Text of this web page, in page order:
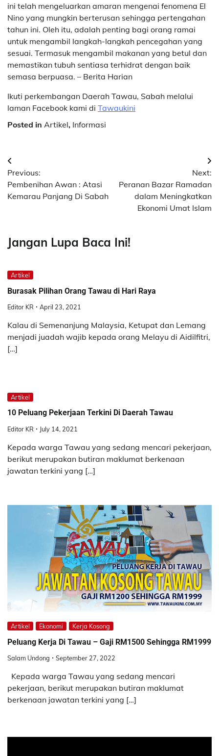
ini telah mengeluarkan amaran mengenai fenomena El
Nino yang mungkin berterusan sehingga pertengahan
tahun ini. Oleh itu, adalah penting bagi orang ramai
untuk mengambil langkah-langkah pencegahan yang
sesuai. Termasuk mengambil makanan yang betul dan
memastikan tubuh sentiasa terhidrat dengan baik
semasa berpuasa. – Berita Harian
Ikuti perkembangan Daerah Tawau, Sabah melalui
laman Facebook kami di Tawaukini
Posted in Artikel, Informasi
Post
navigation
Previous:
Pembenihan Awan : Atasi
Kemarau Panjang Di Sabah
Next:
Peranan Bazar Ramadan
dalam Meningkatkan
Ekonomi Umat Islam
Jangan Lupa Baca Ini!
Artikel
Burasak Pilihan Orang Tawau di Hari Raya
Editor KR April 23, 2021
Kalau di Semenanjung Malaysia, Ketupat dan Lemang
menjadi juadah wajib kepada orang Melayu di Aidilfitri,
[…]
Artikel
10 Peluang Pekerjaan Terkini Di Daerah Tawau
Editor KR July 14, 2021
Kepada warga Tawau yang sedang mencari pekerjaan,
berikut merupakan butiran maklumat berkenaan
jawatan terkini yang […]
Artikel Ekonomi Kerja Kosong
Peluang Kerja Di Tawau – Gaji RM1500 Sehingga RM1999
Salam Undong September 27, 2022
Kepada warga Tawau yang sedang mencari
pekerjaan, berikut merupakan butiran maklumat
berkenaan jawatan terkini yang […]